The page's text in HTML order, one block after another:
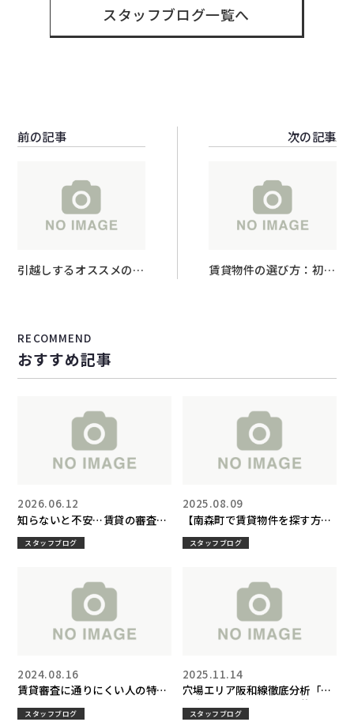
スタッフブログ一覧へ
前の記事
引越しするオススメの時
次の記事
賃貸物件の選び方：初心
RECOMMEND
おすすめ記事
知らないと不安…賃貸の審査で
見られるポイントとは？
2026.06.12
スタッフブログ
【南森町で賃貸物件を探す方必
見】大阪でオススメできる親切
な不動産屋の選び方と物件探し
2025.08.09
スタッフブログ
賃貸審査に通りにくい人の特徴
3選
2024.08.16
スタッフブログ
穴場エリア阪和線徹底分析「大
阪南部～和歌山をつなぐ暮らし
の動線！阪和線沿線で見つけ
2025.11.14
スタッフブログ